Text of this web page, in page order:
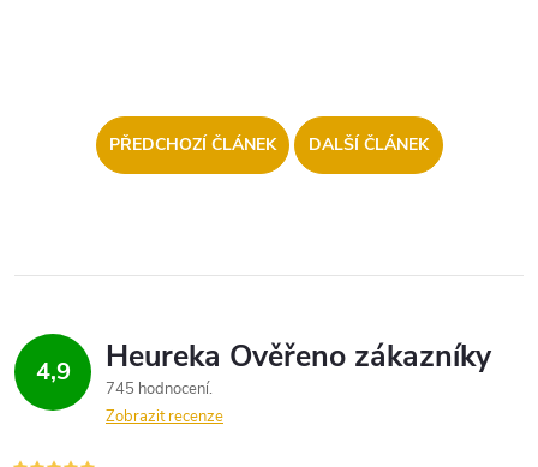
PŘEDCHOZÍ ČLÁNEK DALŠÍ ČLÁNEK
4,9
745 hodnocení
Zobrazit recenze